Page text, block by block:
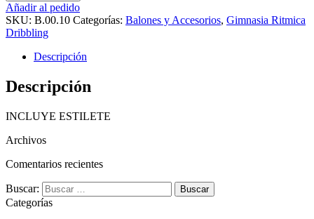
Añadir al pedido
SKU: B.00.10 Categorías: Balones y Accesorios, Gimnasia Ritmica
Dribbling
Descripción
Descripción
INCLUYE ESTILETE
Archivos
Comentarios recientes
Buscar:
Categorías